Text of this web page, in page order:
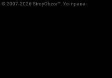
© 2007-2026 StroyObzor™. Усі права